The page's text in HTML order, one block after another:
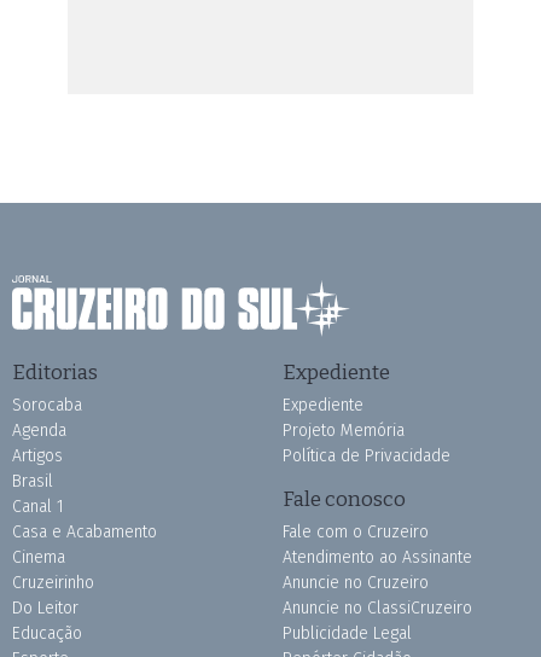
Editorias
Sorocaba
Agenda
Artigos
Brasil
Canal 1
Casa e Acabamento
Cinema
Cruzeirinho
Do Leitor
Educação
Expediente
Expediente
Projeto Memória
Política de Privacidade
Fale conosco
Fale com o Cruzeiro
Atendimento ao Assinante
Anuncie no Cruzeiro
Anuncie no ClassiCruzeiro
Publicidade Legal